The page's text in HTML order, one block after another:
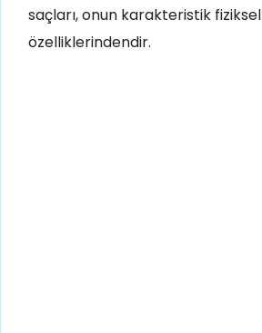
saçları, onun karakteristik fiziksel
özelliklerindendir.